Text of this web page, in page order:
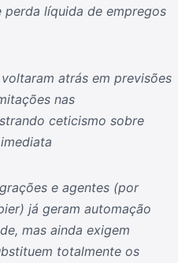
líquida de empregos
atrás em previsões
nas
ceticismo sobre
e agentes (por
já geram automação
mas ainda exigem
totalmente os